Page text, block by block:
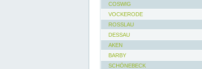
COSWIG
VOCKERODE
ROSSLAU
DESSAU
AKEN
BARBY
SCHÖNEBECK